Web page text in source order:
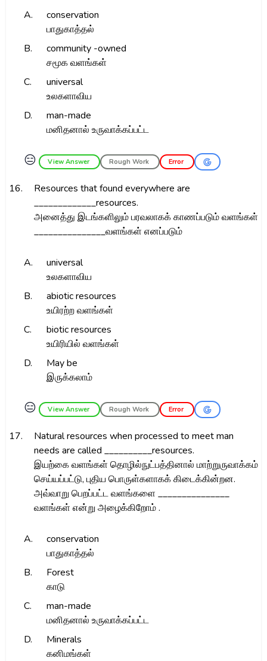
A.
conservation
பாதுகாத்தல்
B.
community -owned
சமூக வளங்கள்
C.
universal
உலகளாவிய
D.
man-made
மனிதனால் உருவாக்கப்பட்ட
😑 View Answer Rough Work Error
16.
Resources that found everywhere are
_____________resources.
அனைத்து இடங்களிலும் பரவலாகக் காணப்படும் வளங்கள்
_______________வளங்கள் எனப்படும்
A.
universal
உலகளாவிய
B.
abiotic resources
உயிரற்ற வளங்கள்
C.
biotic resources
உயிரியில் வளங்கள்
D.
May be
இருக்கலாம்
😑 View Answer Rough Work Error
17.
Natural resources when processed to meet man
needs are called __________resources.
இயற்கை வளங்கள் தொழில்நுட்பத்தினால் மாற்றுருவாக்கம்
செய்யப்பட்டு, புதிய பொருள்களாகக் கிடைக்கின்றன.
அவ்வாறு பெறப்பட்ட வளங்களை _______________
வளங்கள் என்று அழைக்கிறோம் .
A.
conservation
பாதுகாத்தல்
B.
Forest
காடு
C.
man-made
மனிதனால் உருவாக்கப்பட்ட
D.
Minerals
கனிமங்கள்